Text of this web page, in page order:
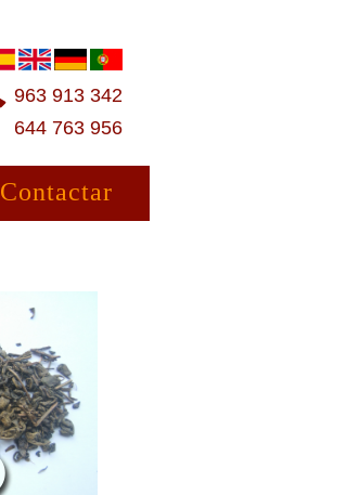
963 913 342
644 763 956
Contactar